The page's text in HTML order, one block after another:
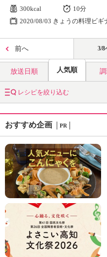
300kcal
10分
2020/08/03 きょうの料理ビギ
前へ 3/8
放送日順 人気順
レシピを絞り込む
おすすめ企画 PR